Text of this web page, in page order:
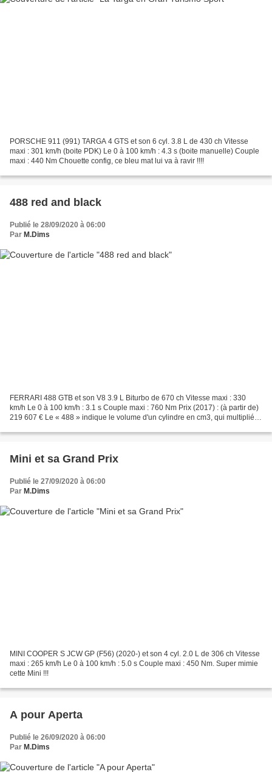
PORSCHE 911 (991) TARGA 4 GTS et son 6 cyl. 3.8 L de 430 ch Vitesse
maxi : 301 km/h (boite PDK) Le 0 à 100 km/h : 4.3 s (boite manuelle) Couple
maxi : 440 Nm Chouette config, ce bleu mat lui va à ravir !!!!
488 red and black
Publié le 28/09/2020 à 06:00
Par M.Dims
FERRARI 488 GTB et son V8 3.9 L Biturbo de 670 ch Vitesse maxi : 330
km/h Le 0 à 100 km/h : 3.1 s Couple maxi : 760 Nm Prix (2017) : (à partir de)
219 607 € Le « 488 » indique le volume d'un cylindre en cm3, qui multiplié
Mini et sa Grand Prix
Publié le 27/09/2020 à 06:00
Par M.Dims
MINI COOPER S JCW GP (F56) (2020-) et son 4 cyl. 2.0 L de 306 ch Vitesse
maxi : 265 km/h Le 0 à 100 km/h : 5.0 s Couple maxi : 450 Nm. Super mimie
cette Mini !!!
A pour Aperta
Publié le 26/09/2020 à 06:00
Par M.Dims